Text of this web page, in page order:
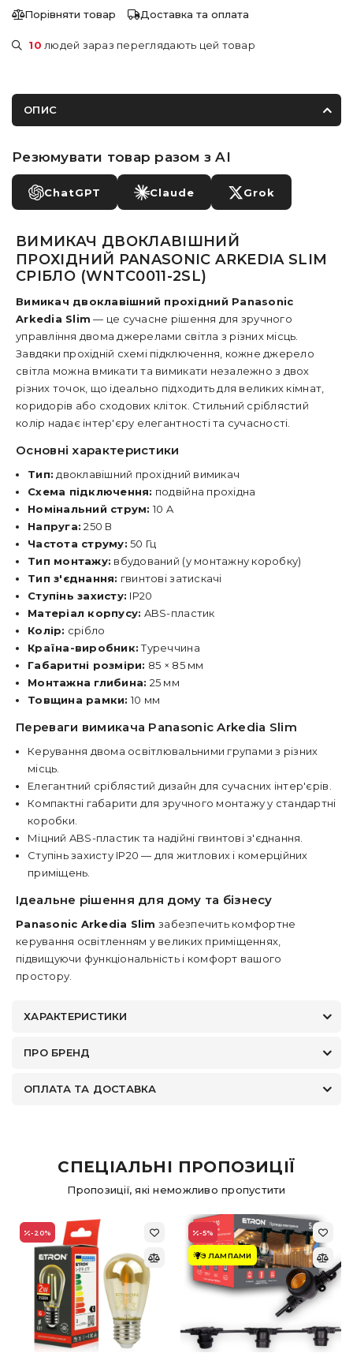
Порівняти товар Доставка та оплата
10 людей зараз переглядають цей товар
ОПИС
Резюмувати товар разом з AI
ChatGPT Claude Grok
ВИМИКАЧ ДВОКЛАВІШНИЙ
ПРОХІДНИЙ PANASONIC ARKEDIA SLIM
СРІБЛО (WNTC0011-2SL)
Вимикач двоклавішний прохідний Panasonic
Arkedia Slim — це сучасне рішення для зручного
управління двома джерелами світла з різних місць.
Завдяки прохідній схемі підключення, кожне джерело
світла можна вмикати та вимикати незалежно з двох
різних точок, що ідеально підходить для великих кімнат,
коридорів або сходових кліток. Стильний сріблястий
колір надає інтер'єру елегантності та сучасності.
Основні характеристики
Тип: двоклавішний прохідний вимикач
Схема підключення: подвійна прохідна
Номінальний струм: 10 A
Напруга: 250 В
Частота струму: 50 Гц
Тип монтажу: вбудований (у монтажну коробку)
Тип з'єднання: гвинтові затискачі
Ступінь захисту: IP20
Матеріал корпусу: ABS-пластик
Колір: срібло
Країна-виробник:Туреччина
Габаритні розміри: 85 × 85 мм
Монтажна глибина: 25 мм
Товщина рамки: 10 мм
Переваги вимикача Panasonic Arkedia Slim
Керування двома освітлювальними групами з різних
місць.
Елегантний сріблястий дизайн для сучасних інтер'єрів.
Компактні габарити для зручного монтажу у стандартні
коробки.
Міцний ABS-пластик та надійні гвинтові з'єднання.
Ступінь захисту IP20 — для житлових і комерційних
приміщень.
Ідеальне рішення для дому та бізнесу
Panasonic Arkedia Slim забезпечить комфортне
керування освітленням у великих приміщеннях,
підвищуючи функціональність і комфорт вашого
простору.
ХАРАКТЕРИСТИКИ
ПРО БРЕНД
ОПЛАТА ТА ДОСТАВКА
СПЕЦІАЛЬНІ ПРОПОЗИЦІЇ
Пропозиції, які неможливо пропустити
-20% -5%
З ЛАМПАМИ